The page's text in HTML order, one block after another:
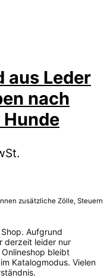
aus Leder
nach
zusätzliche Zölle, Steuern
Aufgrund
derzeit leider nur
bleibt
Katalogmodus. Vielen